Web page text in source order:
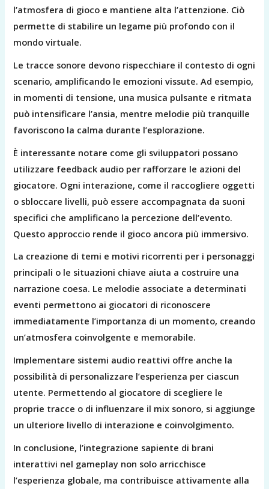
l’atmosfera di gioco e mantiene alta l’attenzione. Ciò
permette di stabilire un legame più profondo con il
mondo virtuale.
Le tracce sonore devono rispecchiare il contesto di ogni
scenario, amplificando le emozioni vissute. Ad esempio,
in momenti di tensione, una musica pulsante e ritmata
può intensificare l’ansia, mentre melodie più tranquille
favoriscono la calma durante l’esplorazione.
È interessante notare come gli sviluppatori possano
utilizzare feedback audio per rafforzare le azioni del
giocatore. Ogni interazione, come il raccogliere oggetti
o sbloccare livelli, può essere accompagnata da suoni
specifici che amplificano la percezione dell’evento.
Questo approccio rende il gioco ancora più immersivo.
La creazione di temi e motivi ricorrenti per i personaggi
principali o le situazioni chiave aiuta a costruire una
narrazione coesa. Le melodie associate a determinati
eventi permettono ai giocatori di riconoscere
immediatamente l’importanza di un momento, creando
un’atmosfera coinvolgente e memorabile.
Implementare sistemi audio reattivi offre anche la
possibilità di personalizzare l’esperienza per ciascun
utente. Permettendo al giocatore di scegliere le
proprie tracce o di influenzare il mix sonoro, si aggiunge
un ulteriore livello di interazione e coinvolgimento.
In conclusione, l’integrazione sapiente di brani
interattivi nel gameplay non solo arricchisce
l’esperienza globale, ma contribuisce attivamente alla